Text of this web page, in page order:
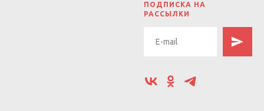
ПОДПИСКА НА
РАССЫЛКИ